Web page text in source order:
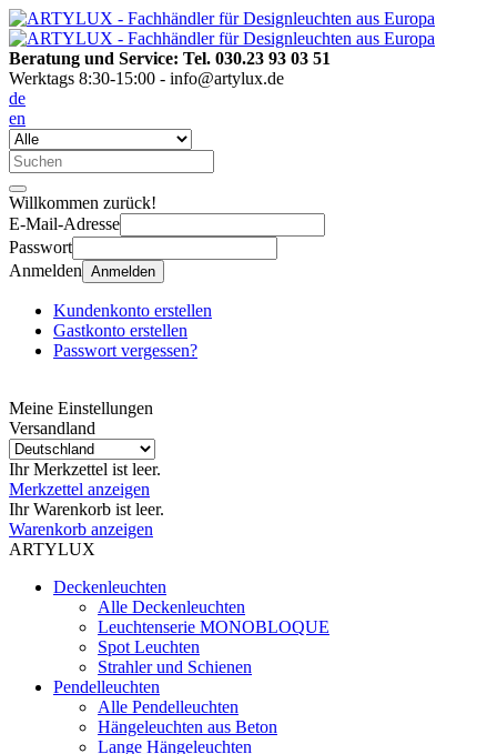
Beratung und Service: Tel. 030.23 93 03 51
Werktags 8:30-15:00 - info@artylux.de
de
en
Willkommen zurück!
E-Mail-Adresse
Passwort
Anmelden Anmelden
Kundenkonto erstellen
Gastkonto erstellen
Passwort vergessen?
Meine Einstellungen
Versandland
Ihr Merkzettel ist leer.
Merkzettel anzeigen
Ihr Warenkorb ist leer.
Warenkorb anzeigen
ARTYLUX
Deckenleuchten
Alle Deckenleuchten
Leuchtenserie MONOBLOQUE
Spot Leuchten
Strahler und Schienen
Pendelleuchten
Alle Pendelleuchten
Hängeleuchten aus Beton
Lange Hängeleuchten